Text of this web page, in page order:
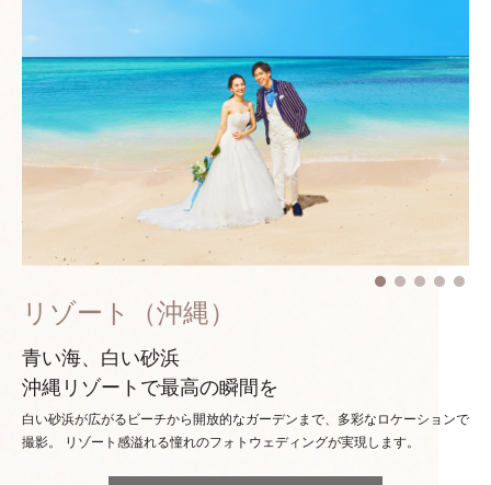
リゾート（沖縄）
青い海、白い砂浜
沖縄リゾートで最高の瞬間を
白い砂浜が広がるビーチから開放的なガーデンまで、多彩なロケーションで
撮影。
リゾート感溢れる憧れのフォトウェディングが実現します。